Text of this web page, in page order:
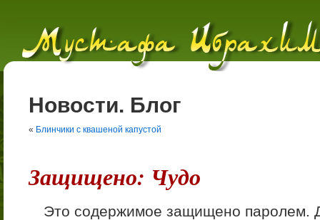
Новости. Блог
« Блинчики с квашеной капустой
Защищено: Чудо
Это содержимое защищено паролем.